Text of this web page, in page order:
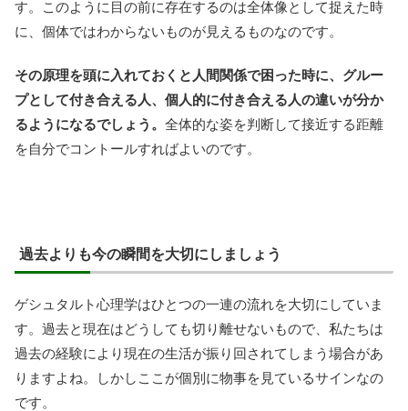
す。このように目の前に存在するのは全体像として捉えた時
に、個体ではわからないものが見えるものなのです。
その原理を頭に入れておくと人間関係で困った時に、グルー
プとして付き合える人、個人的に付き合える人の違いが分か
るようになるでしょう。 全体的な姿を判断して接近する距離
を自分でコントールすればよいのです。
過去よりも今の瞬間を大切にしましょう
ゲシュタルト心理学はひとつの一連の流れを大切にしていま
す。過去と現在はどうしても切り離せないもので、私たちは
過去の経験により現在の生活が振り回されてしまう場合があ
りますよね。しかしここが個別に物事を見ているサインなの
です。